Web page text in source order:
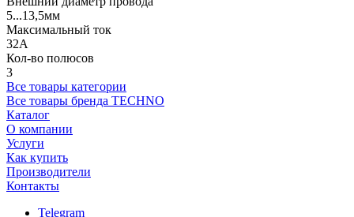
5...13,5мм
Максимальный ток
32А
Кол-во полюсов
3
Все товары категории
Все товары бренда TECHNO
Каталог
О компании
Услуги
Как купить
Производители
Контакты
Telegram